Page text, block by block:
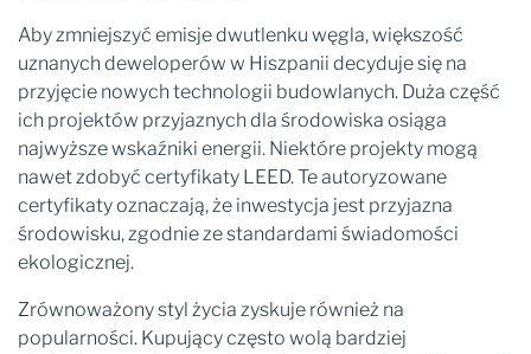
Aby zmniejszyć emisje dwutlenku węgla, większość
uznanych deweloperów w Hiszpanii decyduje się na
przyjęcie nowych technologii budowlanych. Duża część
ich projektów przyjaznych dla środowiska osiąga
najwyższe wskaźniki energii. Niektóre projekty mogą
nawet zdobyć certyfikaty LEED. Te autoryzowane
certyfikaty oznaczają, że inwestycja jest przyjazna
środowisku, zgodnie ze standardami świadomości
ekologicznej.
Zrównoważony styl życia zyskuje również na
popularności. Kupujący często wolą bardziej